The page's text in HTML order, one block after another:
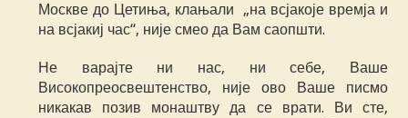
Москве до Цетиња, клањали „на всјакоје времја и
на всјакиј час“, није смео да Вам саопшти.
Не варајте ни нас, ни себе, Ваше
Високопреосвештенство, није ово Ваше писмо
никакав позив монаштву да се врати. Ви сте,